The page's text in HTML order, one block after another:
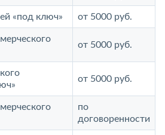
«под ключ» от 5000 руб.
от 5000 руб.
от 5000 руб.
по
договоренности